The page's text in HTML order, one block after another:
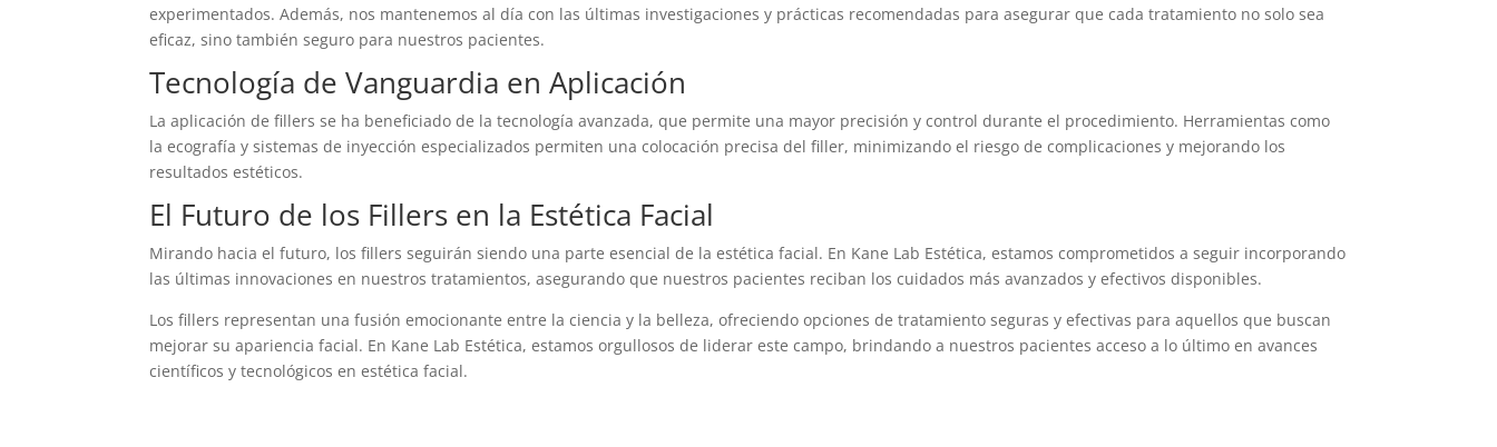
experimentados. Además, nos mantenemos al día con las últimas investigaciones y prácticas recomendadas para asegurar que cada tratamiento no solo sea
eficaz, sino también seguro para nuestros pacientes.
Tecnología de Vanguardia en Aplicación
La aplicación de fillers se ha beneficiado de la tecnología avanzada, que permite una mayor precisión y control durante el procedimiento. Herramientas como
la ecografía y sistemas de inyección especializados permiten una colocación precisa del filler, minimizando el riesgo de complicaciones y mejorando los
resultados estéticos.
El Futuro de los Fillers en la Estética Facial
Mirando hacia el futuro, los fillers seguirán siendo una parte esencial de la estética facial. En Kane Lab Estética, estamos comprometidos a seguir incorporando
las últimas innovaciones en nuestros tratamientos, asegurando que nuestros pacientes reciban los cuidados más avanzados y efectivos disponibles.
Los fillers representan una fusión emocionante entre la ciencia y la belleza, ofreciendo opciones de tratamiento seguras y efectivas para aquellos que buscan
mejorar su apariencia facial. En Kane Lab Estética, estamos orgullosos de liderar este campo, brindando a nuestros pacientes acceso a lo último en avances
científicos y tecnológicos en estética facial.